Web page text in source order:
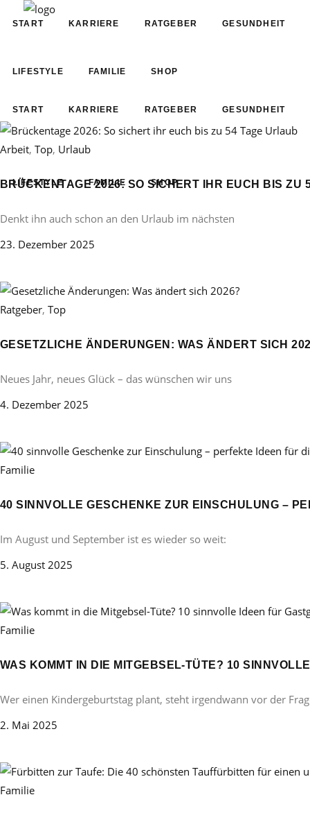
START KARRIERE RATGEBER GESUNDHEIT
LIFESTYLE FAMILIE SHOP
START KARRIERE RATGEBER GESUNDHEIT
LIFESTYLE FAMILIE SHOP
Arbeit, Top, Urlaub
BRÜCKENTAGE 2026: SO SICHERT IHR EUCH BIS ZU
Denkt ihn auch schon an den Urlaub im nächsten
23. Dezember 2025
Ratgeber, Top
GESETZLICHE ÄNDERUNGEN: WAS ÄNDERT SICH
Neues Jahr, neues Glück – das wünschen wir uns
4. Dezember 2025
Familie
40 SINNVOLLE GESCHENKE ZUR EINSCHULUNG –
Im August und September ist es wieder so weit:
5. August 2025
Familie
WAS KOMMT IN DIE MITGEBSEL-TÜTE? 10
Wer einen Kindergeburtstag plant, steht irgendwann vor der
2. Mai 2025
Familie